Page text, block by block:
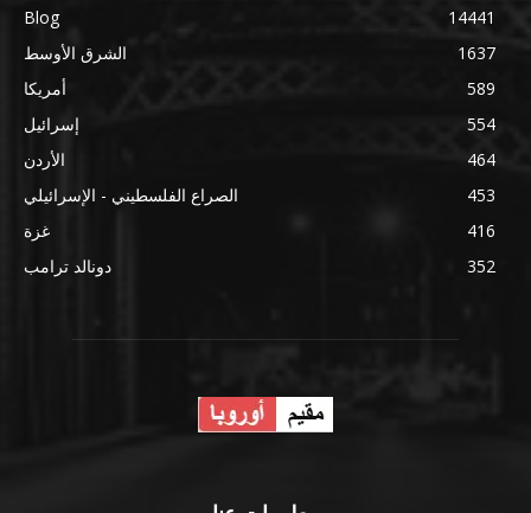
Blog
14441
الشرق الأوسط
1637
أمريكا
589
إسرائيل
554
الأردن
464
الصراع الفلسطيني - الإسرائيلي
453
غزة
416
دونالد ترامب
352